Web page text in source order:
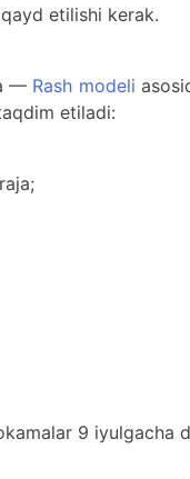
etilishi kerak.
— Rash modeli
etiladi:
9 iyulgacha